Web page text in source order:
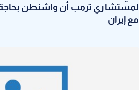
لمستشاري ترمب أن واشنطن بحاجة
مع إيران